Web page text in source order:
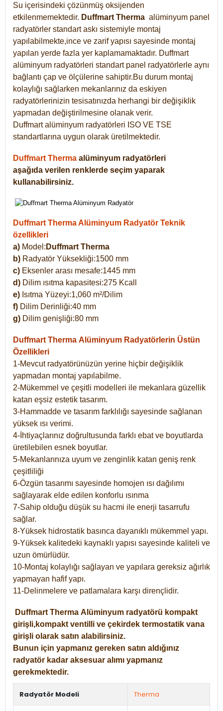
Su içerisindeki çözünmüş oksijenden
etkilenmemektedir. Duffmart Therma alüminyum panel
radyatörler standart askı sistemiyle montaj
yapılabilmekte,ince ve zarif yapısı sayesinde montaj
yapılan yerde fazla yer kaplamamaktadır. Duffmart
alüminyum radyatörleri standart panel radyatörlerle aynı
bağlantı çap ve ölçülerine sahiptir.Bu durum montaj
kolaylığı sağlarken mekanlarınız da eskiyen
radyatörlerinizin tesisatınızda herhangi bir değişiklik
yapmadan değiştirilmesine olanak verir.
Duffmart alüminyum radyatörleri ISO VE TSE
standartlarına uygun olarak üretilmektedir.
Duffmart Therma alüminyum radyatörleri
aşağıda verilen renklerde seçim yaparak
kullanabilirsiniz.
Duffmart Therma Alüminyum Radyatör Teknik
özellikleri
a) Model: Duffmart Therma
b) Radyatör Yüksekliği:1500 mm
c) Eksenler arası mesafe:1445 mm
d) Dilim ısıtma kapasitesi:275 Kcall
e) Isıtma Yüzeyi:1,060 m²/Dilim
f) Dilim Derinliği:40 mm
g) Dilim genişliği:80 mm
Duffmart Therma Alüminyum Radyatörlerin Üstün
Özellikleri
1-Mevcut radyatörünüzün yerine hiçbir değişiklik
yapmadan montaj yapılabilme.
2-Mükemmel ve çeşitli modelleri ile mekanlara güzellik
katan eşsiz estetik tasarım.
3-Hammadde ve tasarım farklılığı sayesinde sağlanan
yüksek ısı verimi.
4-İhtiyaçlarınız doğrultusunda farklı ebat ve boyutlarda
üretilebilen esnek boyutlar.
5-Mekanlarınıza uyum ve zenginlik katan geniş renk
çeşitliliği
6-Özgün tasarımı sayesinde homojen ısı dağılımı
sağlayarak elde edilen konforlu ısınma
7-Sahip olduğu düşük su hacmi ile enerji tasarrufu
sağlar.
8-Yüksek hidrostatik basınca dayanıklı mükemmel yapı.
9-Yüksek kalitedeki kaynaklı yapısı sayesinde kaliteli ve
uzun ömürlüdür.
10-Montaj kolaylığı sağlayan ve yapılara gereksiz ağırlık
yapmayan hafif yapı.
11-Delinmelere ve patlamalara karşı dirençlidir.
Duffmart Therma Alüminyum radyatörü kompakt
girişli,kompakt ventilli ve çekirdek termostatik vana
girişli olarak satın alabilirsiniz.
Bunun için yapmanız gereken satın aldığınız
radyatör kadar aksesuar alımı yapmanız
gerekmektedir.
Radyatör Modeli Therma